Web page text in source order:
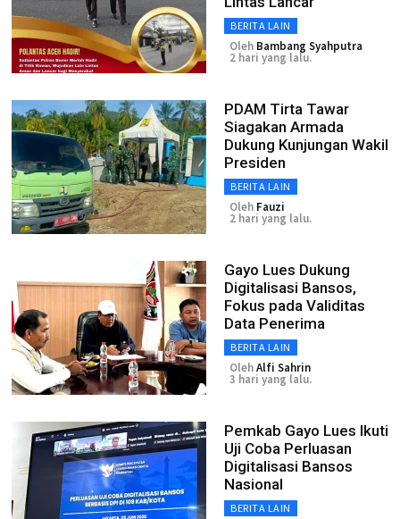
BERITA LAIN
Oleh Bambang Syahputra
2 hari yang lalu.
PDAM Tirta Tawar
Siagakan Armada
Dukung Kunjungan Wakil
Presiden
BERITA LAIN
Oleh Fauzi
2 hari yang lalu.
Gayo Lues Dukung
Digitalisasi Bansos,
Fokus pada Validitas
Data Penerima
BERITA LAIN
OlehAlfi Sahrin
3 hari yang lalu.
Pemkab Gayo Lues Ikuti
Uji Coba Perluasan
Digitalisasi Bansos
Nasional
BERITA LAIN